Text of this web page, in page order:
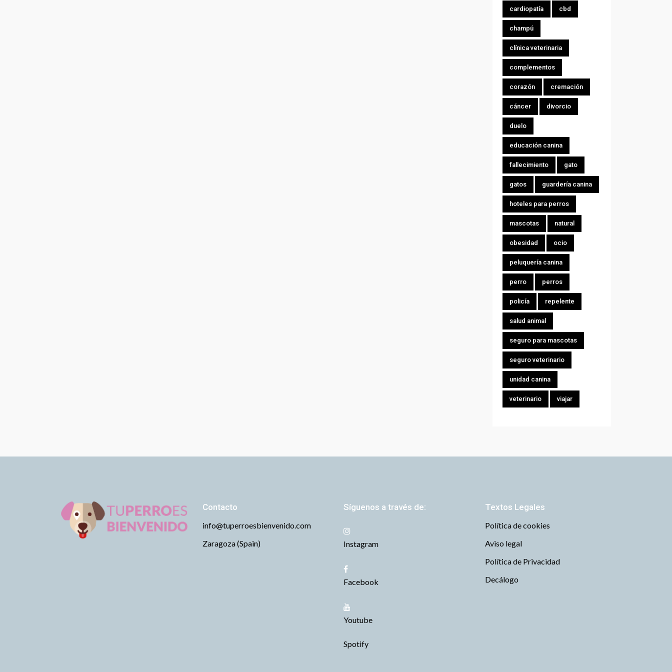
cardiopatía cbd
champú
clínica veterinaria
complementos
corazón cremación
cáncer divorcio
duelo
educación canina
fallecimiento gato
gatos guardería canina
hoteles para perros
mascotas natural
obesidad ocio
peluquería canina
perro perros
policía repelente
salud animal
seguro para mascotas
seguro veterinario
unidad canina
veterinario viajar
Contacto
info@tuperroesbienvenido.com
Zaragoza (Spain)
Síguenos a través de:
Instagram
Facebook
Youtube
Spotify
Textos Legales
Política de cookies
Aviso legal
Política de Privacidad
Decálogo